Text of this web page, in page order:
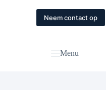
Contact
Neem contact op
Menu